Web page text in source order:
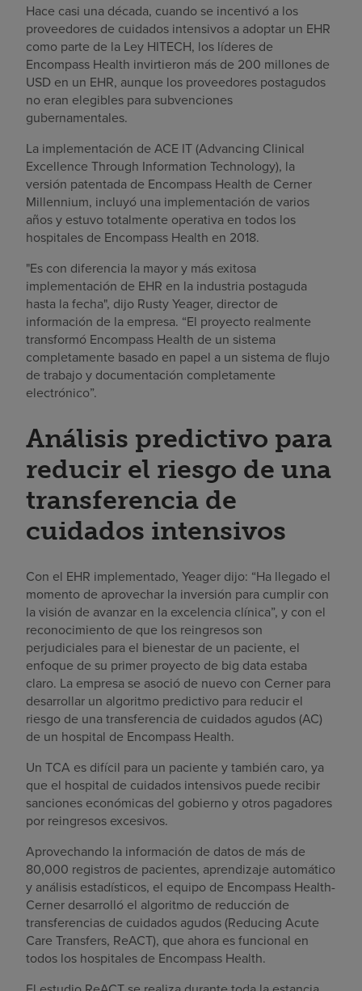
Hace casi una década, cuando se incentivó a los
proveedores de cuidados intensivos a adoptar un EHR
como parte de la Ley HITECH, los líderes de
Encompass Health invirtieron más de 200 millones de
USD en un EHR, aunque los proveedores postagudos
no eran elegibles para subvenciones
gubernamentales.
La implementación de ACE IT (Advancing Clinical
Excellence Through Information Technology), la
versión patentada de Encompass Health de Cerner
Millennium, incluyó una implementación de varios
años y estuvo totalmente operativa en todos los
hospitales de Encompass Health en 2018.
"Es con diferencia la mayor y más exitosa
implementación de EHR en la industria postaguda
hasta la fecha", dijo Rusty Yeager, director de
información de la empresa. “El proyecto realmente
transformó Encompass Health de un sistema
completamente basado en papel a un sistema de flujo
de trabajo y documentación completamente
electrónico”.
Análisis predictivo para
reducir el riesgo de una
transferencia de
cuidados intensivos
Con el EHR implementado, Yeager dijo: “Ha llegado el
momento de aprovechar la inversión para cumplir con
la visión de avanzar en la excelencia clínica”, y con el
reconocimiento de que los reingresos son
perjudiciales para el bienestar de un paciente, el
enfoque de su primer proyecto de big data estaba
claro. La empresa se asoció de nuevo con Cerner para
desarrollar un algoritmo predictivo para reducir el
riesgo de una transferencia de cuidados agudos (AC)
de un hospital de Encompass Health.
Un TCA es difícil para un paciente y también caro, ya
que el hospital de cuidados intensivos puede recibir
sanciones económicas del gobierno y otros pagadores
por reingresos excesivos.
Aprovechando la información de datos de más de
80,000 registros de pacientes, aprendizaje automático
y análisis estadísticos, el equipo de Encompass Health-
Cerner desarrolló el algoritmo de reducción de
transferencias de cuidados agudos (Reducing Acute
Care Transfers, ReACT), que ahora es funcional en
todos los hospitales de Encompass Health.